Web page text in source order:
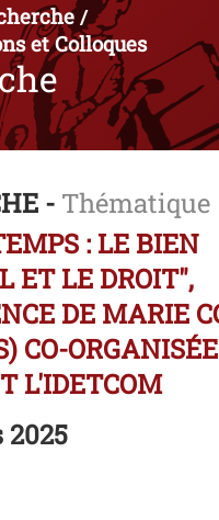
/
et Colloques
- Thématique
: LE BIEN
ET LE DROIT",
DE MARIE
CO-
L'IDETCOM
2025